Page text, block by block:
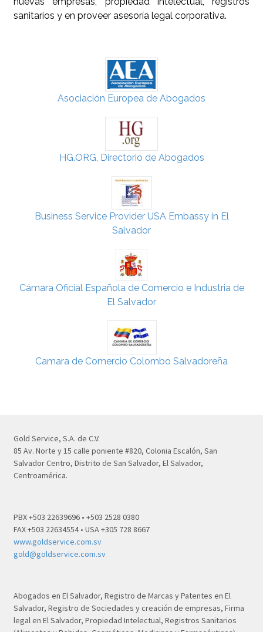
sanitarios y en proveer asesoría legal corporativa.
Asociación Europea de Abogados
HG.ORG, Directorio de Abogados
Business Service Provider USA Embassy in El
Salvador
Cámara Oficial Española de Comercio e Industria de
El Salvador
Camara de Comercio Colombo Salvadoreña
Gold Service, S.A. de C.V.
85 Av. Norte y 15 calle poniente #820, Colonia Escalón, San
Salvador Centro, Distrito de San Salvador, El Salvador,
Centroamérica.
PBX +503 22639696 • +503 2528 0380
FAX +503 22634554 • USA +305 728 8667
www.goldservice.com.sv
gold@goldservice.com.sv
Abogados en El Salvador, Registro de Marcas y Patentes en El
Salvador, Registro de Sociedades y creación de empresas, Firma
legal en El Salvador, Propiedad Intelectual, Registros Sanitarios